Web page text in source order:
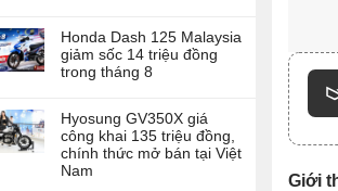
Honda Dash 125 Malaysia
giảm sốc 14 triệu đồng
trong tháng 8
Hyosung GV350X giá
công khai 135 triệu đồng,
chính thức mở bán tại Việt
Nam
Giới